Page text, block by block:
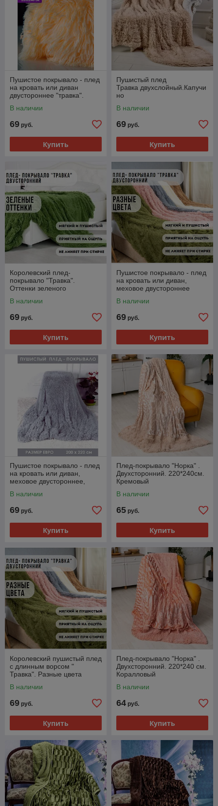
Пушистое покрывало - плед
на кровать или диван
двустороннее "травка".
В наличии
69 руб.
Купить
Пушистый плед
Травка двухслойный.Капучи
но
В наличии
69 руб.
Купить
Королевский плед-
покрывало "Травка".
Оттенки зеленого
В наличии
69 руб.
Купить
Пушистое покрывало - плед
на кровать или диван,
меховое двустороннее
В наличии
69 руб.
Купить
Пушистое покрывало - плед
на кровать или диван,
меховое двустороннее,
В наличии
69 руб.
Купить
Плед-покрывало "Норка" .
Двухсторонний. 220*240см.
Кремовый
В наличии
65 руб.
Купить
Королевский пушистый плед
с длинным ворсом "
Травка". Разные цвета
В наличии
69 руб.
Купить
Плед-покрывало "Норка" .
Двухсторонний. 220*240 см.
Коралловый
В наличии
64 руб.
Купить